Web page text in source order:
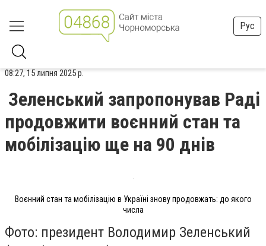
Рус
08:27, 15 липня 2025 р.
Зеленський запропонував Раді
продовжити воєнний стан та
мобілізацію ще на 90 днів
Воєнний стан та мобілізацію в Україні знову продовжать: до якого
числа
Фото: президент Володимир Зеленський